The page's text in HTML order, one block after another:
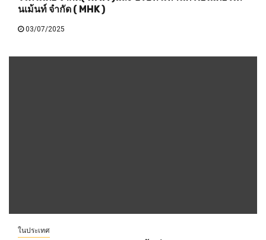
นเม้นท์ จำกัด ( MHK )
03/07/2025
ในประเทศ